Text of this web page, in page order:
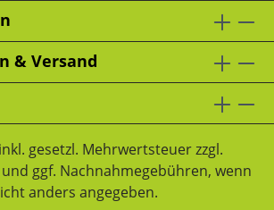
& Versand
gesetzl. Mehrwertsteuer zzgl.
und ggf. Nachnahmegebühren, wenn
anders angegeben.